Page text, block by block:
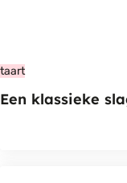
taart
Een klassieke